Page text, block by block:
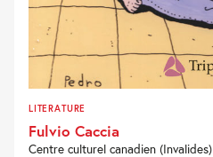
LITERATURE
Fulvio Caccia
Centre culturel canadien (Invalides)